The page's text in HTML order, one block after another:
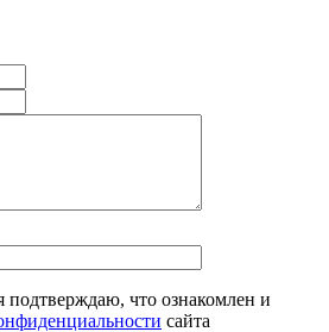
подтверждаю, что ознакомлен и
сайта